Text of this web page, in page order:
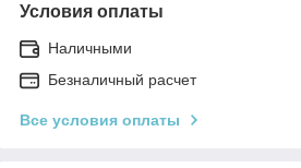
Условия оплаты
Наличными
Безналичный расчет
Все условия оплаты